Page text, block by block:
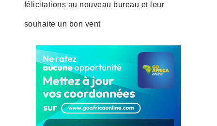
félicitations au nouveau bureau et leur
souhaite un bon vent